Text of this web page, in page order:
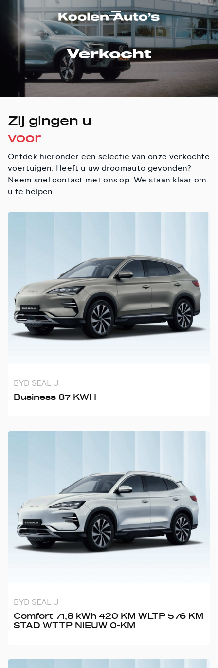
Verkocht
Zij gingen u
voor
Ontdek hieronder een selectie van onze verkochte
voertuigen. Heeft u uw droomauto gevonden?
Neem snel contact met ons op. We staan klaar om
u te helpen.
BYD SEAL U
Business 87 KWH
BYD SEAL U
Comfort 71,8 kWh 420 KM WLTP 576 KM
STAD WTTP NIEUW 0-KM